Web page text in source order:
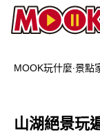
MOOK玩什麼‧景點
山湖絕景玩